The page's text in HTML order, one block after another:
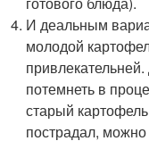
И деальным
молодой
потемнеть в
старый
пострадал,